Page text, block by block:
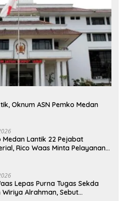
Oknum ASN Pemko Medan
Medan Lantik 22 Pejabat
Rico Waas Minta Pelayanan
Lepas Purna Tugas Sekda
Wiriya Alrahman, Sebut